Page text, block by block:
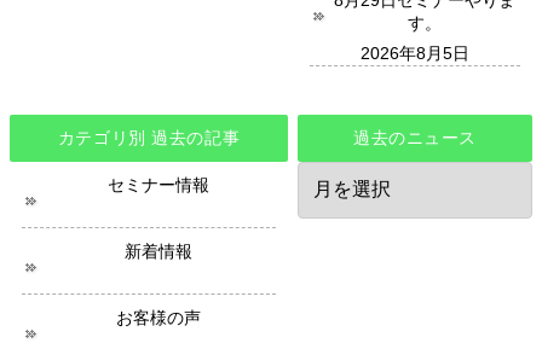
す。
2026年8月5日
カテゴリ別 過去の記事
セミナー情報
新着情報
お客様の声
過去のニュース
過
の